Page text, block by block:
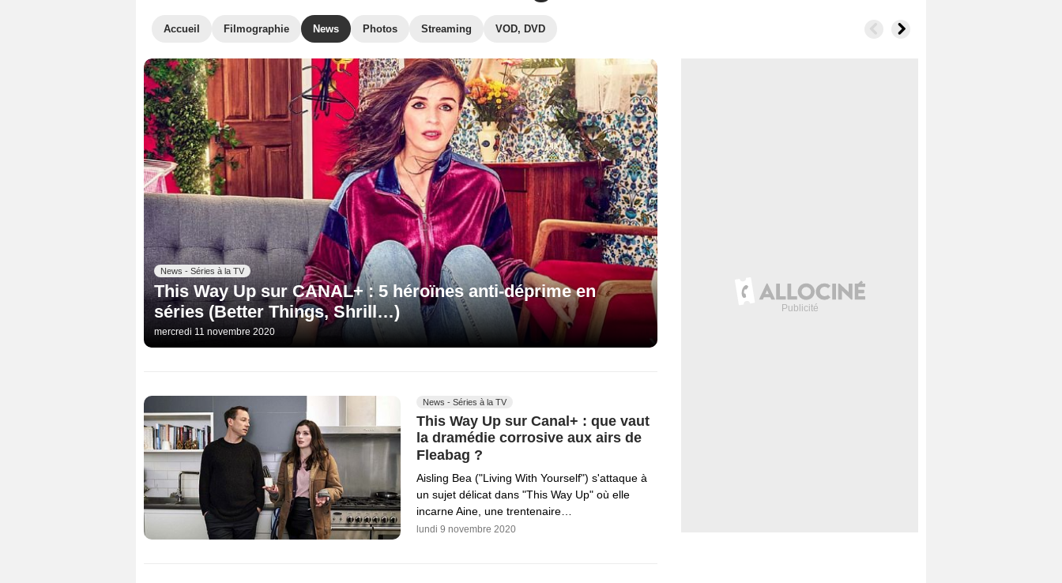
Accueil Filmographie News Photos Streaming VOD, DVD
News - Séries à la TV
This Way Up sur CANAL+ : 5 héroïnes anti-déprime en
séries (Better Things, Shrill…)
mercredi 11 novembre 2020
News - Séries à la TV
This Way Up sur Canal+ : que vaut
la dramédie corrosive aux airs de
Fleabag ?
Aisling Bea ("Living With Yourself") s'attaque à
un sujet délicat dans "This Way Up" où elle
incarne Aine, une trentenaire…
lundi 9 novembre 2020